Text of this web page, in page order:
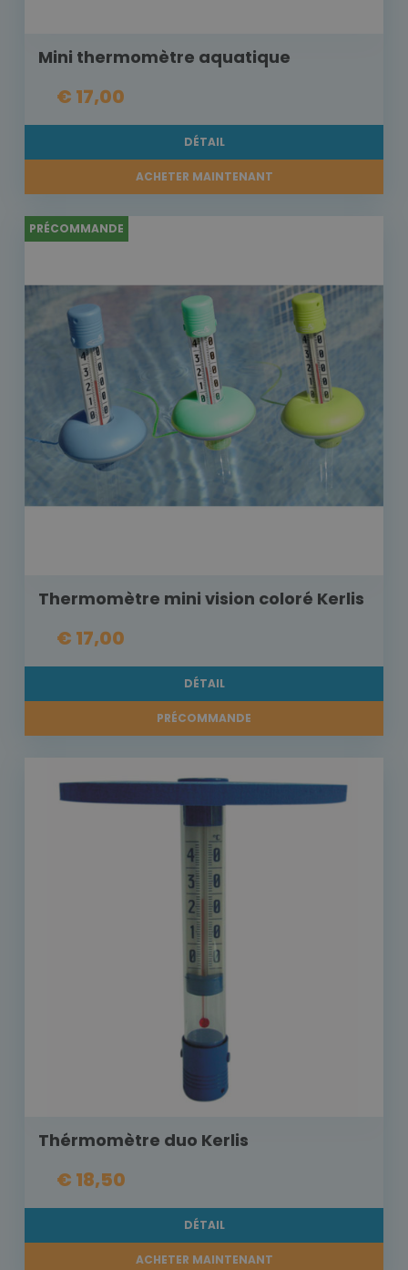
Mini thermomètre aquatique
€ 17,00
DÉTAIL
ACHETER MAINTENANT
PRÉCOMMANDE
Thermomètre mini vision coloré Kerlis
€ 17,00
DÉTAIL
PRÉCOMMANDE
Thérmomètre duo Kerlis
€ 18,50
DÉTAIL
ACHETER MAINTENANT